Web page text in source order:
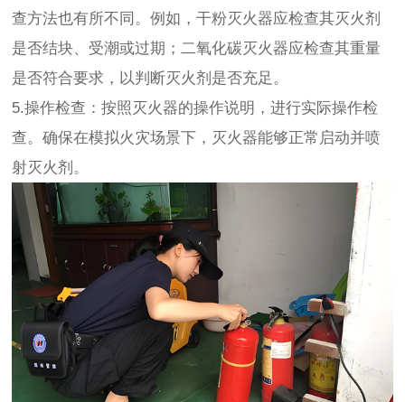
查方法也有所不同。例如，干粉灭火器应检查其灭火剂
是否结块、受潮或过期；二氧化碳灭火器应检查其重量
是否符合要求，以判断灭火剂是否充足。
5.操作检查：按照灭火器的操作说明，进行实际操作检
查。确保在模拟火灾场景下，灭火器能够正常启动并喷
射灭火剂。